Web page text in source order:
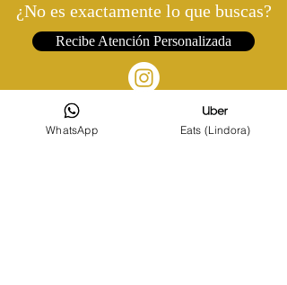
¿No es exactamente lo que buscas?
Recibe Atención Personalizada
WhatsApp Eats (Lindora)